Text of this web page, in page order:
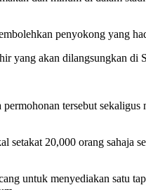
penyokong yang
yang akan dilangsungkan
tersebut
20,000 orang sahaja
untuk menyediakan satu